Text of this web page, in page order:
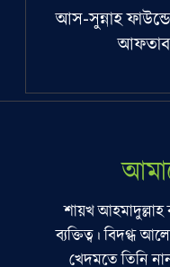
আস-সুন্নাহ
শায়খ আহমাদুল্লাহ
ব্যক্তিত্ব। বিদগ্ধ
খেদমতে তিনি